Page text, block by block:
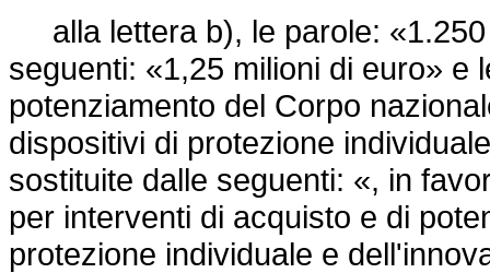
alla lettera b), le parole: «1.250
seguenti: «1,25 milioni di euro» e
potenziamento del Corpo
dispositivi di protezione
sostituite dalle seguenti: «, in
per interventi di acquisto e di
protezione individuale e